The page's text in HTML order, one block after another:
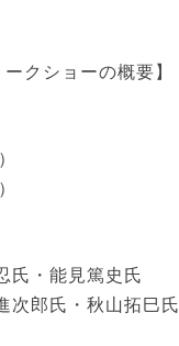
クショーの概要】
氏・能見篤史氏
次郎氏・秋山拓巳氏